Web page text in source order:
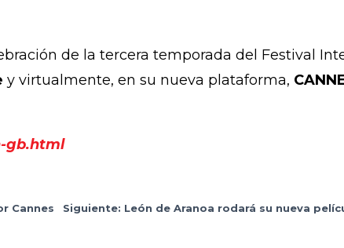
de la tercera temporada del Festival
y virtualmente, en su nueva plataforma,
gb.html
Cannes Siguiente: León de Aranoa rodará su nueva